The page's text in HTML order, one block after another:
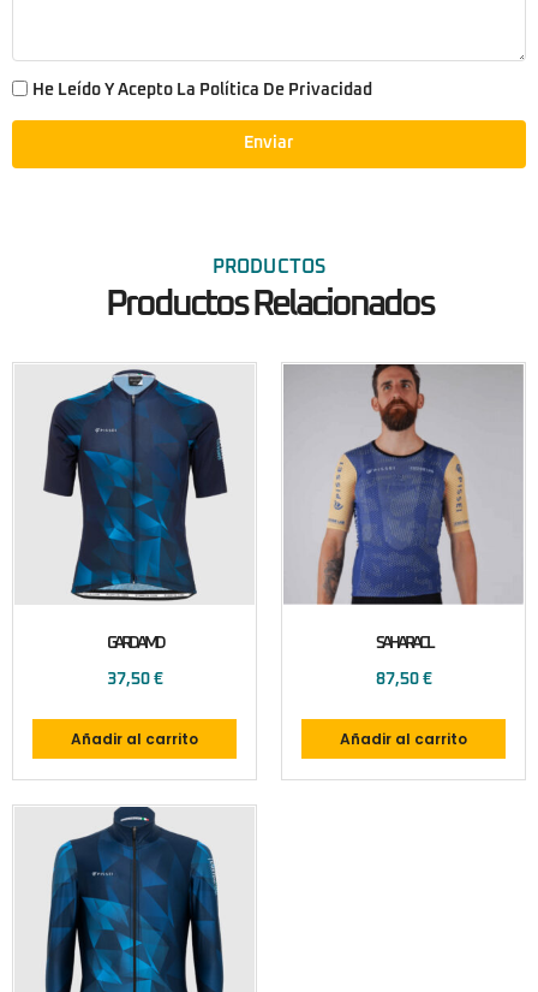
He Leído Y Acepto La Política De Privacidad
Enviar
PRODUCTOS
Productos Relacionados
GARDAMD
37,50 €
Añadir al carrito
SAHARACL
87,50 €
Añadir al carrito